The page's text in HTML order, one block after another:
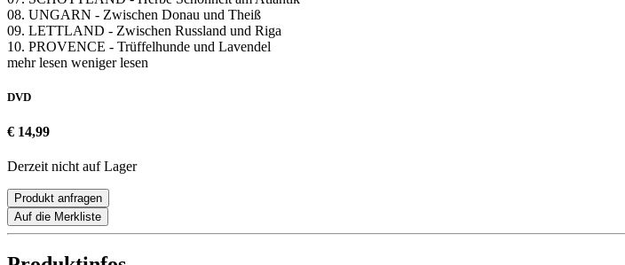
08. UNGARN - Zwischen Donau und Theiß
09. LETTLAND - Zwischen Russland und Riga
10. PROVENCE - Trüffelhunde und Lavendel
mehr lesen weniger lesen
DVD
€ 14,99
Derzeit nicht auf Lager
Produkt anfragen
Auf die Merkliste